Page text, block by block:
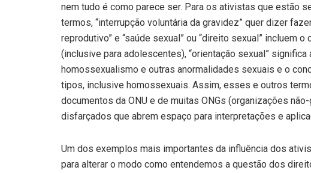
nem tudo é como parece ser. Para os ativistas que estão
termos, “interrupção voluntária da gravidez” quer dizer
reprodutivo” e “saúde sexual” ou “direito sexual” incluem
(inclusive para adolescentes), “orientação sexual” significa
homossexualismo e outras anormalidades sexuais e o
tipos, inclusive homossexuais. Assim, esses e outros
documentos da ONU e de muitas ONGs (organizações
disfarçados que abrem espaço para interpretações e
Um dos exemplos mais importantes da influência dos
para alterar o modo como entendemos a questão dos